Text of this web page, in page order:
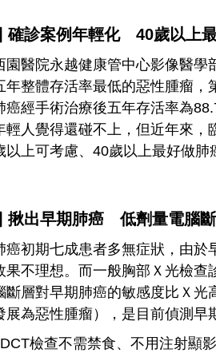
▎確診案例年輕化 40歲以上
園醫院永越健康管中心影像醫學
年整體存活率最低的惡性腫瘤，
癌經手術治療後五年存活率為
輕人覺得還碰不上，但近年來，
以上可考慮、40歲以上最好做肺
▎揪出早期肺癌 低劑量電腦
癌初期七成患者多無症狀，由於
果不理想。而一般胸部Ｘ光檢查
斷層對早期肺癌的敏感度比Ｘ光
展為惡性腫瘤），是目前偵測早
檢查不需禁食、不用注射顯